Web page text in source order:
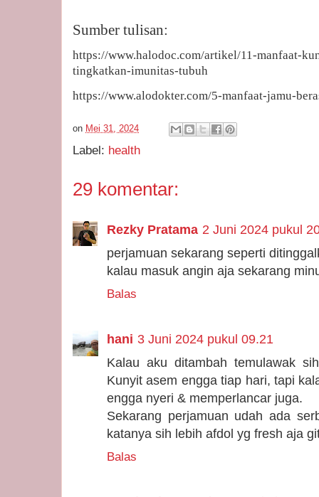
Sumber tulisan:
https://www.halodoc.com/artikel/11-manfaat-
tingkatkan-imunitas-tubuh
https://www.alodokter.com/5-manfaat-jamu-
on Mei 31, 2024
Label: health
29 komentar:
Rezky Pratama 2 Juni 2024 pukul
perjamuan sekarang seperti
kalau masuk angin aja sekarang
Balas
hani 3 Juni 2024 pukul 09.21
Kalau aku ditambah temulawak
Kunyit asem engga tiap hari, tapi
engga nyeri & memperlancar juga.
Sekarang perjamuan udah ada
katanya sih lebih afdol yg fresh aja
Balas